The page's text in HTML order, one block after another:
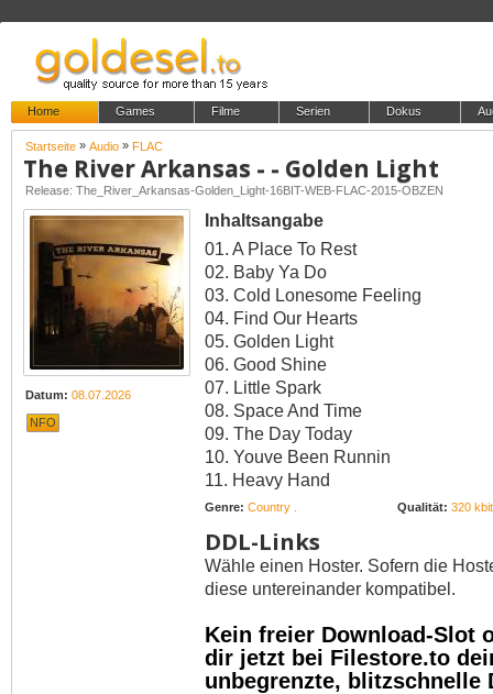
Home Games Filme Serien Dokus
Startseite » Audio » FLAC
The River Arkansas - - Golden Light
Release: The_River_Arkansas-Golden_Light-16BIT-WEB-FLAC-2015-OBZEN
Datum: 08.07.2026
NFO
Inhaltsangabe
01. A Place To Rest
02. Baby Ya Do
03. Cold Lonesome Feeling
04. Find Our Hearts
05. Golden Light
06. Good Shine
07. Little Spark
08. Space And Time
09. The Day Today
10. Youve Been Runnin
11. Heavy Hand
Genre: Country . Qualität: 320
DDL-Links
Wähle einen Hoster. Sofern die
diese untereinander kompatibel.
Kein freier Download-Slot
dir jetzt bei Filestore.to
unbegrenzte, blitzschnelle